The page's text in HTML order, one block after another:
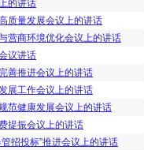
的讲话
质量发展会议上的讲话
营商环境优化会议上的讲话
议讲话
善推进会议上的讲话
展工作会议上的讲话
范健康发展会议上的讲话
提振会议上的讲话
招投标”推进会议上的讲话